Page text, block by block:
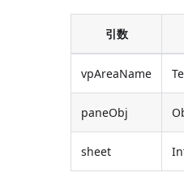
引数
vpAreaName
paneObj
sheet